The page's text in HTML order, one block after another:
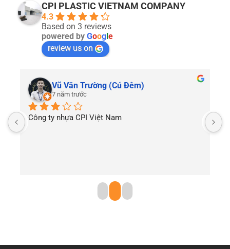
CPI PLASTIC VIETNAM COMPANY
4.3
Based on 3 reviews
powered by Goog e
review us on
Vũ Văn Trường (Cú Đêm)
7 năm trước
Công ty nhựa CPI Việt Nam